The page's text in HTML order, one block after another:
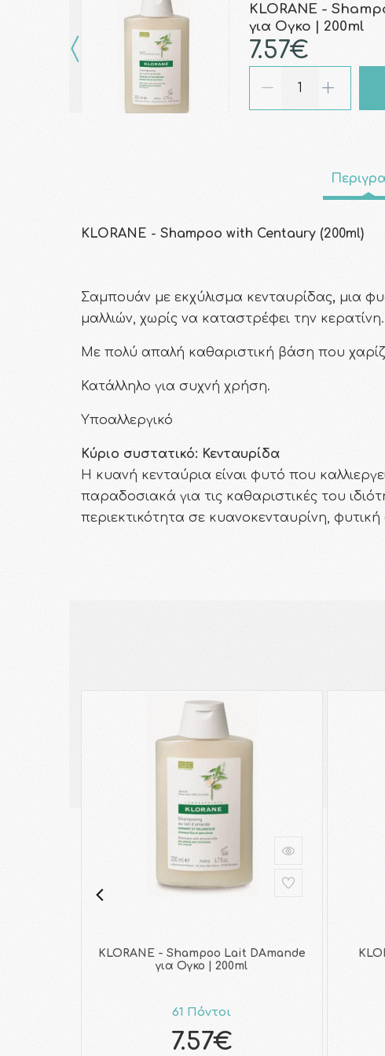
KLORANE -
για Ογκο | 200ml
7.57€
KLORANE - Shampoo with Centaury (200ml)
Σαμπουάν με εκχύλισμα κενταυρίδας,μια
μαλλιών, χωρίς να καταστρέφει την κερατίνη.
Με πολύ απαλή καθαριστική βάση που
Κατάλληλο για συχνή χρήση.
Υποαλλεργικό
Κύριο συστατικό: Κενταυρίδα
Η κυανή κενταύρια είναι φυτό που
παραδοσιακά για τις καθαριστικές του
περιεκτικότητα σε κυανοκενταυρίνη,
KLORANE - Shampoo Lait DAmande
για Ογκο | 200ml
61 Πόντοι
7.57€